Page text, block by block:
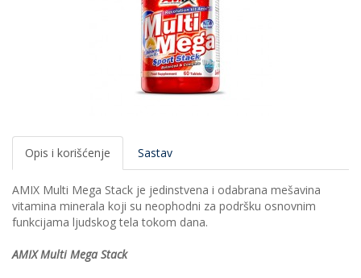
Opis i korišćenje Sastav
AMIX Multi Mega Stack je jedinstvena i odabrana mešavina
vitamina minerala koji su neophodni za podršku osnovnim
funkcijama ljudskog tela tokom dana.
AMIX Multi Mega Stack